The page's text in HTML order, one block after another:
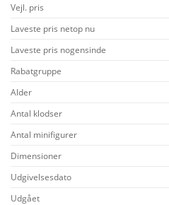
Vejl. pris
Laveste pris netop nu
Laveste pris nogensinde
Rabatgruppe
Alder
Antal klodser
Antal minifigurer
Dimensioner
Udgivelsesdato
Udgået